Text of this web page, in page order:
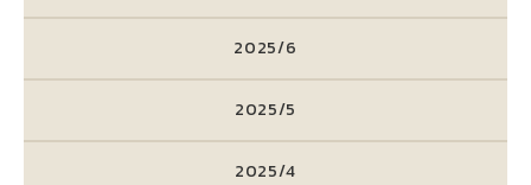
2025/6
2025/5
2025/4